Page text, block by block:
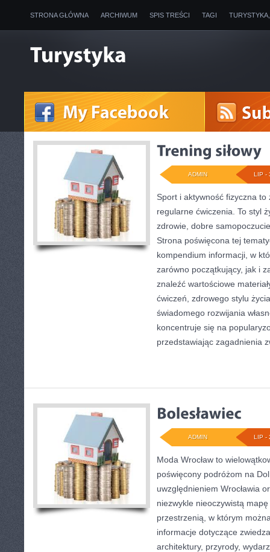
STRONA GŁÓWNA ARCHIWUM SPIS TREŚCI TAGI
LIP -
ADMIN
Sport i aktywność fizyczna
regularne ćwiczenia. To styl
zdrowie, dobre
Strona poświęcona tej
kompendium informacji, w
zarówno początkujący, jak i
znaleźć wartościowe
ćwiczeń, zdrowego stylu
świadomego rozwijania
koncentruje się na
przedstawiając zagadnienia
LIP -
ADMIN
Moda Wrocław to
poświęcony podróżom na
uwzględnieniem Wrocławia
niezwykle nieoczywistą
przestrzenią, w którym
informacje dotyczące
architektury, przyrody,